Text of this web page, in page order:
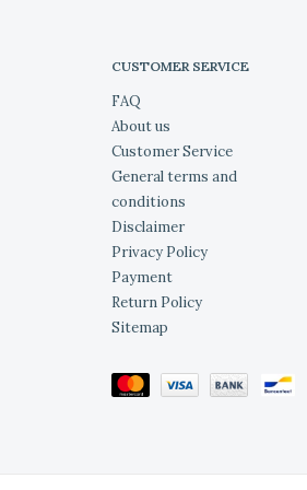
CUSTOMER SERVICE
FAQ
About us
Customer Service
General terms and
conditions
Disclaimer
Privacy Policy
Payment
Return Policy
Sitemap